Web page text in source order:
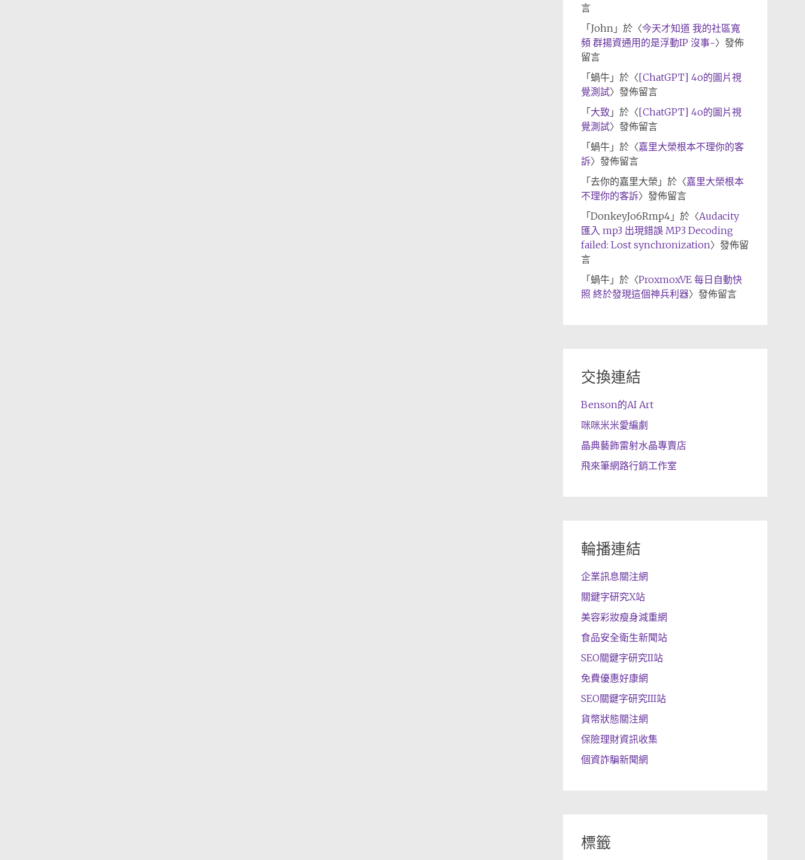
言
「 John」於〈今天才知道 我的社區寬
頻 群揚資通用的是浮動IP 沒事~〉發佈
留言
「 蝸牛」於〈[ChatGPT] 4o的圖片視
覺測試〉發佈留言
「 大致 」於〈[ChatGPT] 4o的圖片視
覺測試〉發佈留言
「 蝸牛」於〈嘉里大榮根本不理你的客
訴〉發佈留言
「 去你的嘉里大榮 」於〈嘉里大榮根本
不理你的客訴〉發佈留言
「 DonkeyJo6Rmp4」於〈Audacity
匯入 mp3 出現錯誤 MP3 Decoding
failed: Lost synchronization〉發佈留
言
「 蝸牛」於〈ProxmoxVE 每日自動快
照 終於發現這個神兵利器〉發佈留言
交換連結
Benson的AI Art
咪咪米米愛編劇
晶典藝飾雷射水晶專賣店
飛來筆網路行銷工作室
輪播連結
企業訊息關注網
關鍵字研究X站
美容彩妝瘦身減重網
食品安全衛生新聞站
SEO關鍵字研究II站
免費優惠好康網
SEO關鍵字研究III站
貨幣狀態關注網
保險理財資訊收集
個資詐騙新聞網
標籤